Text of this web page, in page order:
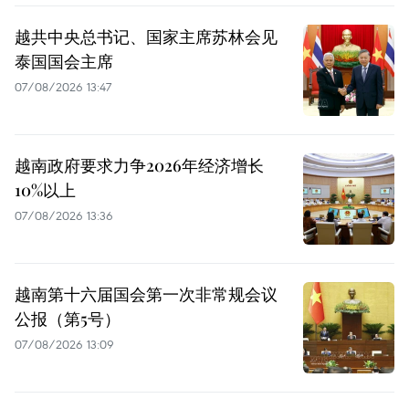
越共中央总书记、国家主席苏林会见
泰国国会主席
07/08/2026 13:47
越南政府要求力争2026年经济增长
10%以上
07/08/2026 13:36
越南第十六届国会第一次非常规会议
公报（第5号）
07/08/2026 13:09